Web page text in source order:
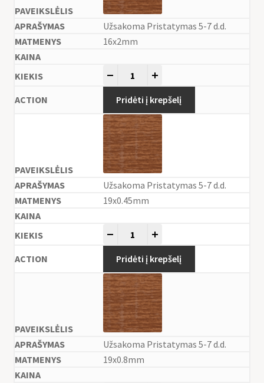
Užsakoma Pristatymas 5-7 d.d.
16x2mm
Pridėti į krepšelį
Užsakoma Pristatymas 5-7 d.d.
19x0.45mm
Pridėti į krepšelį
Užsakoma Pristatymas 5-7 d.d.
19x0.8mm